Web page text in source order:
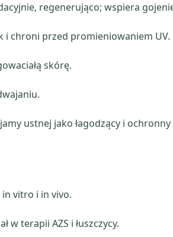
regenerująco; wspiera
i chroni przed promieniowaniem UV.
skórę.
ustnej jako łagodzący i
in vitro i in vivo.
w terapii AZS i łuszczycy.